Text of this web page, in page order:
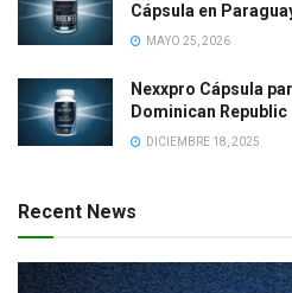
Cápsula en
MAYO 25, 2026
Nexxpro Cápsula
Dominican Republic
DICIEMBRE 18, 2025
Recent News